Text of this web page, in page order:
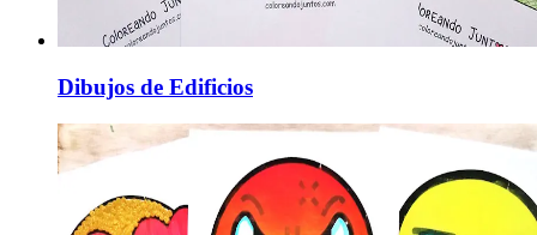
Dibujos de Edificios